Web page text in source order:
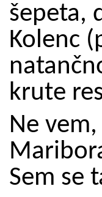
šepeta,
Kolenc
krute
Ne
Sem se